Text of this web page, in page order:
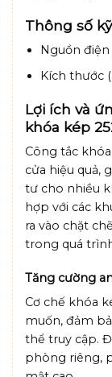
Thông số
Nguồn
Kích thước
Lợi ích và
khóa kép
Công tắc
cửa hiệu quả,
tư cho nhiều
hợp với các
ra vào chặt
trong quá
Tăng cường
Cơ chế khóa
muốn, đảm
thể truy cập.
phòng riêng,